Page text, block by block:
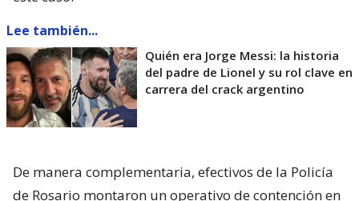
Lee también...
Quién era Jorge Messi: la historia
del padre de Lionel y su rol clave en
carrera del crack argentino
De manera complementaria, efectivos de la Policía
de Rosario montaron un operativo de contención en